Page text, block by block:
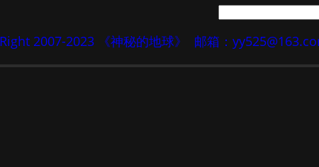
2007-2023 《神秘的地球》 邮箱：